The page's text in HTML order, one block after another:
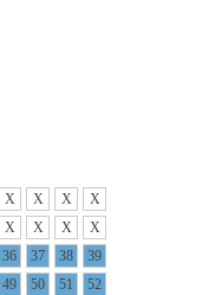
X X X
X
X X X
X
36 37 38
39
49 50 51
52